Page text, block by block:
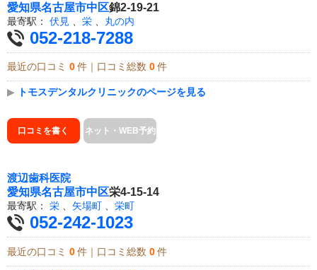
愛知県名古屋市中区錦2-19-21
最寄駅： 伏見 栄 丸の内
052-218-7288
最近の口コミ 0 件｜口コミ総数 0 件
▶ トモスデンタルクリニックのページを見る
口コミを書く ネット・WEB予約
渡辺歯科医院
愛知県名古屋市中区栄4-15-14
最寄駅： 栄 、 矢場町 、 栄町
052-242-1023
最近の口コミ 0 件｜口コミ総数 0 件